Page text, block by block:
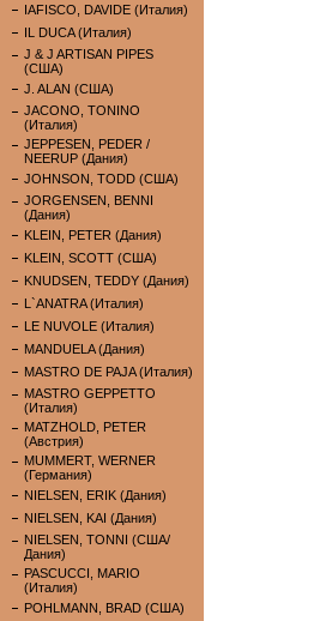
IAFISCO, DAVIDE (Италия)
IL DUCA (Италия)
J & J ARTISAN PIPES
(США)
J. ALAN (США)
JACONO, TONINO
(Италия)
JEPPESEN, PEDER /
NEERUP (Дания)
JOHNSON, TODD (США)
JORGENSEN, BENNI
(Дания)
KLEIN, PETER (Дания)
KLEIN, SCOTT (США)
KNUDSEN, TEDDY (Дания)
L`ANATRA (Италия)
LE NUVOLE (Италия)
MANDUELA (Дания)
MASTRO DE PAJA (Италия)
MASTRO GEPPETTO
(Италия)
MATZHOLD, PETER
(Австрия)
MUMMERT, WERNER
(Германия)
NIELSEN, ERIK (Дания)
NIELSEN, KAI (Дания)
NIELSEN, TONNI (США/
Дания)
PASCUCCI, MARIO
(Италия)
POHLMANN, BRAD (США)